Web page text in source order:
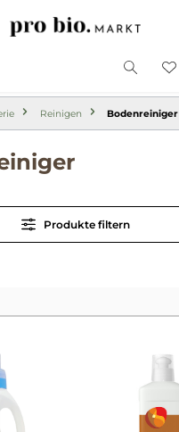
Reinigen Bodenreiniger
Produkte filtern